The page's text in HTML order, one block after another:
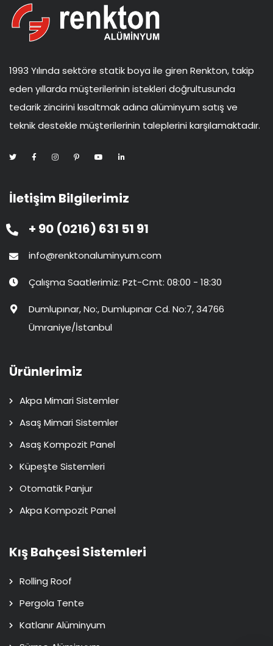
1993 Yılında sektöre statik boya ile giren Renkton, takip
eden yıllarda müşterilerinin istekleri doğrultusunda
tedarik zincirini kısaltmak adına alüminyum satış ve
teknik destekle müşterilerinin taleplerini karşılamaktadır.
İletişim Bilgilerimiz
+ 90 (0216) 631 51 91
info@renktonaluminyum.com
Çalışma Saatlerimiz: Pzt-Cmt: 08:00 - 18:30
Dumlupınar, No:, Dumlupınar Cd. No:7, 34766
Ümraniye/İstanbul
Ürünlerimiz
Akpa Mimari Sistemler
Asaş Mimari Sistemler
Asaş Kompozit Panel
Küpeşte Sistemleri
Otomatik Panjur
Akpa Kompozit Panel
Kış Bahçesi Sistemleri
Rolling Roof
Pergola Tente
Katlanır Alüminyum